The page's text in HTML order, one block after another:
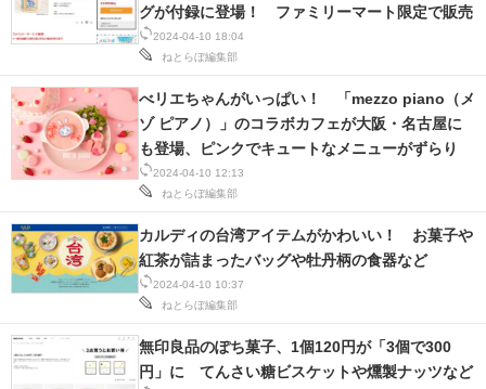
2024-04-10 18:04
ねとらぼ編集部
グが付録に登場！ ファミリーマート限定で販売
2024-04-10 12:13
ねとらぼ編集部
べリエちゃんがいっぱい！ 「mezzo piano（メ
ゾ ピアノ）」のコラボカフェが大阪・名古屋に
も登場、ピンクでキュートなメニューがずらり
2024-04-10 10:37
ねとらぼ編集部
カルディの台湾アイテムがかわいい！ お菓子や
紅茶が詰まったバッグや牡丹柄の食器など
無印良品のぽち菓子、1個120円が「3個で300
円」に てんさい糖ビスケットや燻製ナッツなど